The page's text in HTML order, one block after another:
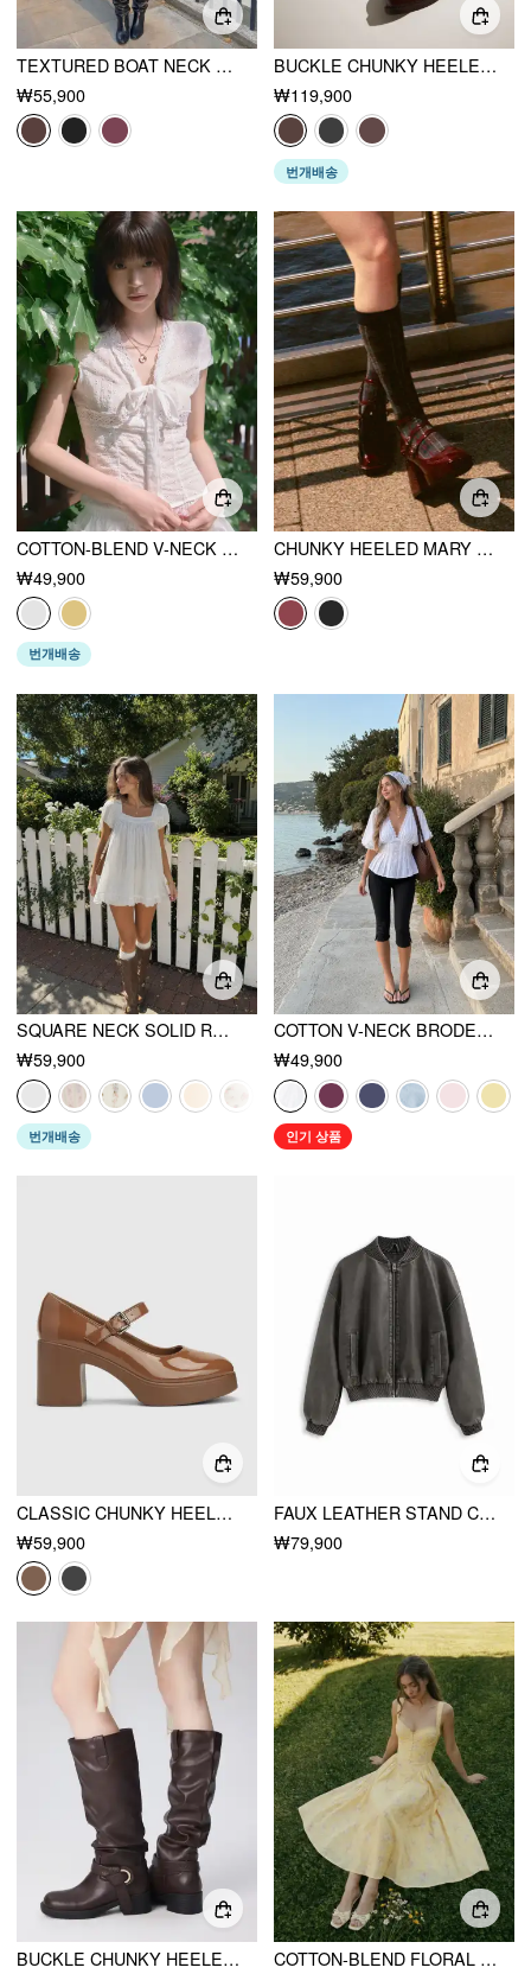
TEXTURED BOAT NECK HIGH RISE DRAWSTRING SLIM ROMPER WITH SCARF
₩55,900
BUCKLE CHUNKY HEELED KNEE HIGH BOOTS
₩119,900
번개배송
COTTON-BLEND V-NECK ENGLISH EMBROIDERY BOWKNOT BLOUSE
₩49,900
번개배송
CHUNKY HEELED MARY JANE SHOES
₩59,900
SQUARE NECK SOLID RUFFLE KNOTTED SHORT SLEEVE BLOUSE
₩59,900
번개배송
COTTON V-NECK BRODERIE ANGLAISE PLEATED SHIRRED SHORT SLEEVE BLOUSE
₩49,900
인기 상품
CLASSIC CHUNKY HEELED SINGLE BAND MARY JANE SHOES
₩59,900
FAUX LEATHER STAND COLLAR ZIP THROUGH BOMBER JACKET
₩79,900
BUCKLE CHUNKY HEELED KNEE HIGH BOOTS COTTON-BLEND FLORAL SWEETHEART NECK RUCHED FLARED MIDI DRESS